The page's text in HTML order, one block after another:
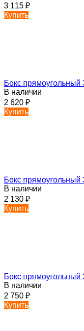
3 115 ₽
Купить
Бокс
В наличии
2 620 ₽
Купить
Бокс
В наличии
2 130 ₽
Купить
Бокс
В наличии
2 750 ₽
Купить